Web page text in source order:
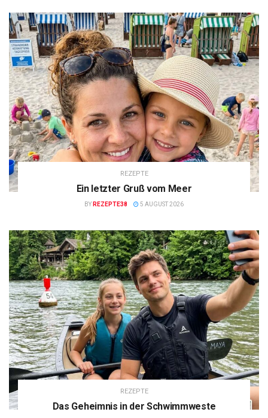
REZEPTE
Ein letzter Gruß vom Meer
BY REZEPTE38 5 AUGUST 2026
REZEPTE
Das Geheimnis in der Schwimmweste